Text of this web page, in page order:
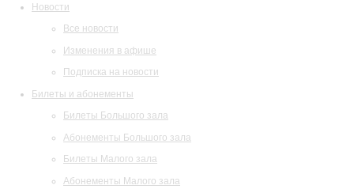
Новости
Все новости
Изменения в афише
Подписка на новости
Билеты и абонементы
Билеты Большого зала
Абонементы Большого зала
Билеты Малого зала
Абонементы Малого зала